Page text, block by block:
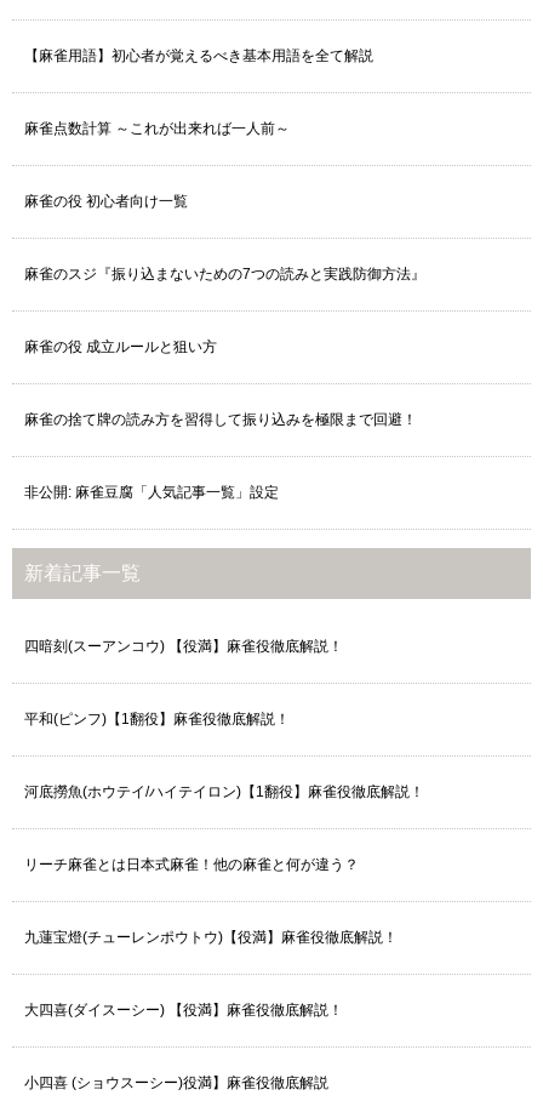
【麻雀用語】初心者が覚えるべき基本用語を全て解説
麻雀点数計算 ～これが出来れば一人前～
麻雀の役 初心者向け一覧
麻雀のスジ『振り込まないための7つの読みと実践防御方法』
麻雀の役 成立ルールと狙い方
麻雀の捨て牌の読み方を習得して振り込みを極限まで回避！
非公開: 麻雀豆腐「人気記事一覧」設定
新着記事一覧
四暗刻(スーアンコウ) 【役満】麻雀役徹底解説！
平和(ピンフ)【1翻役】麻雀役徹底解説！
河底撈魚(ホウテイ/ハイテイロン)【1翻役】麻雀役徹底解説！
リーチ麻雀とは日本式麻雀！他の麻雀と何が違う？
九蓮宝燈(チューレンポウトウ)【役満】麻雀役徹底解説！
大四喜(ダイスーシー) 【役満】麻雀役徹底解説！
小四喜 (ショウスーシー)役満】麻雀役徹底解説